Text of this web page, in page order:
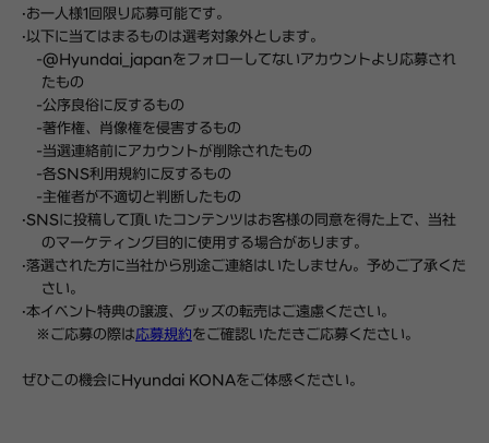
·お一人様1 回限り応募可能です。
· 以下に当て はまるもの は選考対象外とします。
-@Hyundai_japanをフォローしてないアカウントより応募され
たもの
-公序良俗に反するもの
-著作権、肖像権を侵害するもの
-当選連絡前にアカウントが削除されたもの
-各SNS利用規約に反するもの
-主催者が不適切と判断したもの
·SNS に投稿して頂いたコンテンツはお客様の同意を得た上で、 当社
のマーケティング目的に使用する場合があります。
·落選された方に当社から別途ご連絡 はいたしません。予めご了承くだ
さい。
·本イベント特典の譲渡、グッズの転売 はご遠慮ください。
※ご応募の際は応募規約をご確認いただきご応募ください。
ぜひこの機会にHyundai KONAをご体感ください。